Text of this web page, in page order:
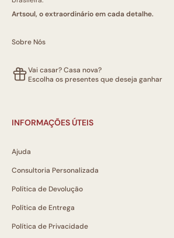
Artsoul, o extraordinário em cada detalhe.
Sobre Nós
Vai casar? Casa nova?
Escolha os presentes que deseja ganhar
INFORMAÇÕES ÚTEIS
Ajuda
Consultoria Personalizada
Política de Devolução
Política de Entrega
Política de Privacidade